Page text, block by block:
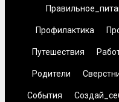
Профилактика
Путешествия
Родители
События